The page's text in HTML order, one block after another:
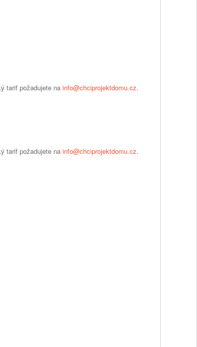
tarif požadujete na info@chciprojektdomu.cz.
tarif požadujete na info@chciprojektdomu.cz.